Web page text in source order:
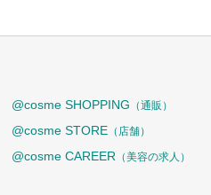
@cosme SHOPPING （通販）
@cosme STORE （店舗）
@cosme CAREER （美容の求人）